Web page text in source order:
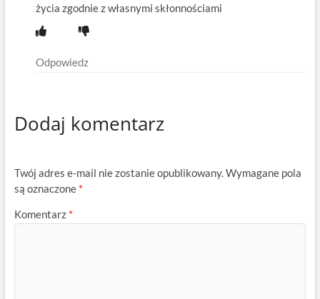
życia zgodnie z własnymi skłonnościami
Odpowiedz
Dodaj komentarz
Twój adres e-mail nie zostanie opublikowany.Wymagane pola
są oznaczone *
Komentarz *